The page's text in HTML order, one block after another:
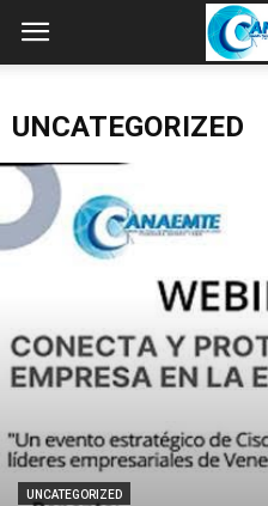
UNCATEGORIZED
UNCATEGORIZED